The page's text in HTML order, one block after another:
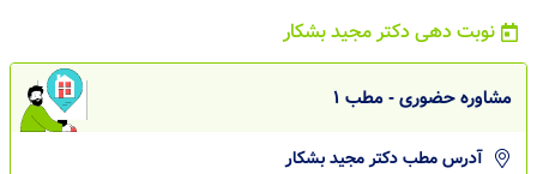
نوبت دهی دکتر مجید بشکار
مشاوره حضوری - مطب 1
آدرس مطبدکتر مجید بشکار